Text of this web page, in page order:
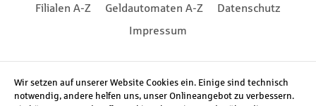
Filialen A-Z
Geldautomaten A-Z
Datenschutz
Impressum
Wir setzen auf unserer Website Cookies ein. Einige sind technisch
notwendig, andere helfen uns, unser Onlineangebot zu verbessern.